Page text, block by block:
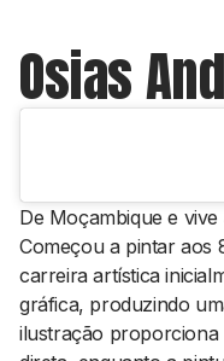
Osias
De Moçambique e
Começou a pintar aos
carreira artística
gráfica, produzindo
ilustração proporciona